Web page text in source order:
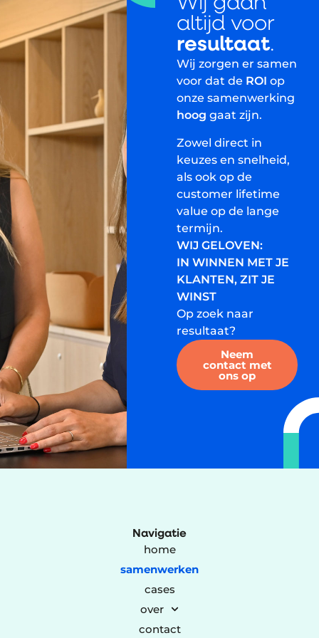
altijd voor
resultaat.
Wij zorgen er samen
voor dat de ROI op
onze samenwerking
hoog gaat zijn.
Zowel direct in
keuzes en snelheid,
als ook op de
customer lifetime
value op de lange
termijn.
WIJ GELOVEN:
IN WINNEN MET JE
KLANTEN, ZIT JE
WINST
Op zoek naar
resultaat?
Neem
contact met
ons op
Navigatie
home
samenwerken
cases
over
contact